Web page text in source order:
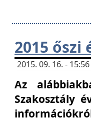
2015 őszi
2015. 09. 16. -
Az
Szakosztály